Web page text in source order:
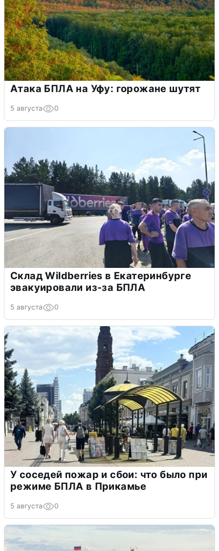
Атака БПЛА на Уфу: горожане шутят
5 августа 0
Склад Wildberries в Екатеринбурге
эвакуировали из-за БПЛА
5 августа 0
У соседей пожар и сбои: что было при
режиме БПЛА в Прикамье
5 августа 0